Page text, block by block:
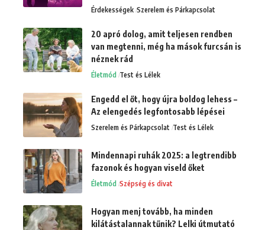
Érdekességek Szerelem és Párkapcsolat
20 apró dolog, amit teljesen rendben
van megtenni, még ha mások furcsán is
néznek rád
Életmód Test és Lélek
Engedd el őt, hogy újra boldog lehess –
Az elengedés legfontosabb lépései
Szerelem és Párkapcsolat Test és Lélek
Mindennapi ruhák 2025: a legtrendibb
fazonok és hogyan viseld őket
Életmód Szépség és divat
Hogyan menj tovább, ha minden
kilátástalannak tűnik? Lelki útmutató